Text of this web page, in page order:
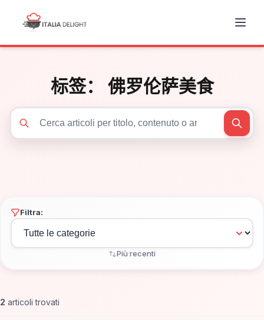
标签： 佛罗伦萨美食
Filtra:
Più recenti
2 articoli trovati